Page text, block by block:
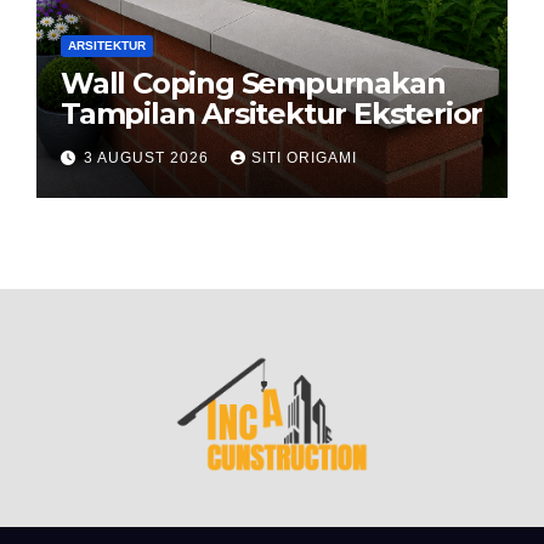
ARSITEKTUR
Wall Coping Sempurnakan
Tampilan Arsitektur Eksterior
3 AUGUST 2026 SITI ORIGAMI